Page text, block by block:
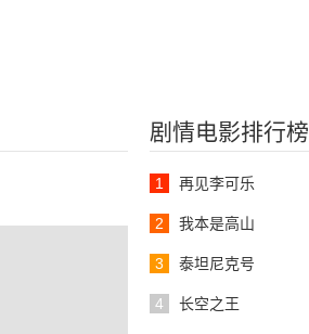
剧情电影排行榜
1 再见李可乐
2 我本是高山
3 泰坦尼克号
4 长空之王